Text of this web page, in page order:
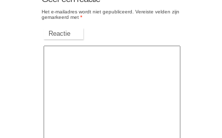
Het e-mailadres wordt niet gepubliceerd.
Vereiste velden zijn
gemarkeerd met *
Reactie